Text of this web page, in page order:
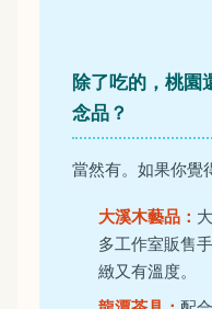
除了吃的，桃園
念品？
當然有。如果你覺
大溪木藝品：
多工作室販售
緻又有溫度。